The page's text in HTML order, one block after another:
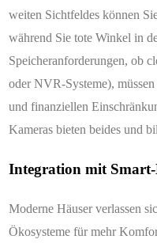
weiten Sichtfeldes können
während Sie tote Winkel in
Speicheranforderungen, ob
oder NVR-Systeme),
und finanziellen
Kameras bieten beides und
Integration mit Smart-
Moderne Häuser verlassen
Ökosysteme für mehr